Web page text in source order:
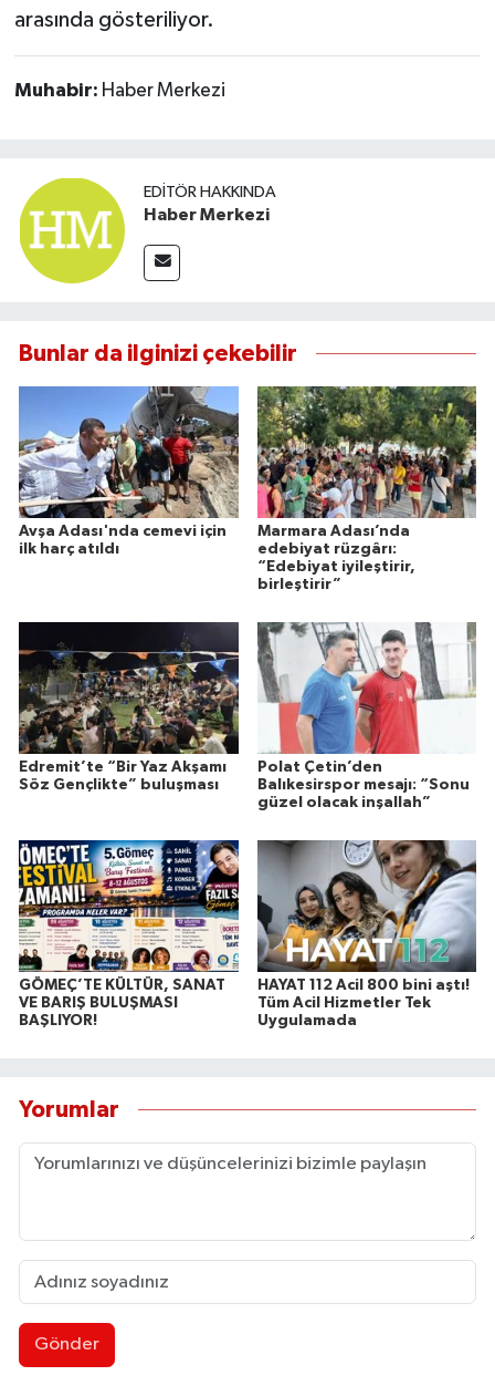
arasında gösteriliyor.
Muhabir: Haber Merkezi
EDITÖR HAKKINDA
Haber Merkezi
Bunlar da ilginizi çekebilir
Avşa Adası'nda cemevi için
ilk harç atıldı
Marmara Adası’nda
edebiyat rüzgârı:
“Edebiyat iyileştirir,
birleştirir”
Edremit’te “Bir Yaz Akşamı
Söz Gençlikte” buluşması
Polat Çetin’den
Balıkesirspor mesajı: “Sonu
güzel olacak inşallah”
GÖMEÇ’TE KÜLTÜR, SANAT
VE BARIŞ BULUŞMASI
BAŞLIYOR!
HAYAT 112 Acil 800 bini aştı!
Tüm Acil Hizmetler Tek
Uygulamada
Yorumlar
Gönder